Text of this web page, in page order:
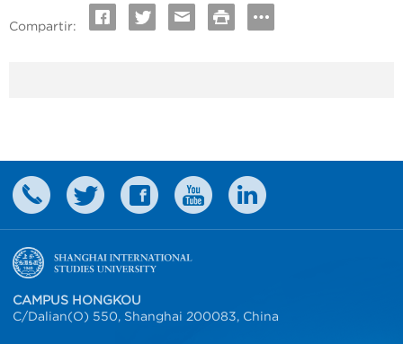
Compartir:
CAMPUS HONGKOU
C/Dalian(O) 550, Shanghai 200083, China